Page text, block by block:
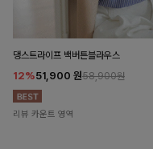
댕스트라이프 백버튼블라우스
12%51,900 원58,900원
리뷰 카운트 영역